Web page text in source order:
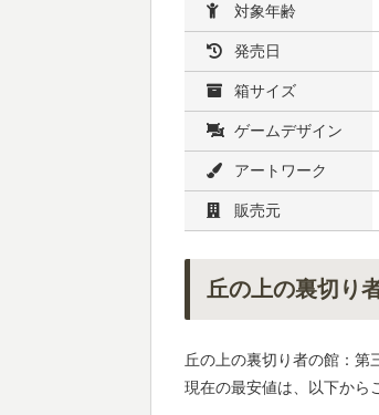
対象年齢
発売日
箱サイズ
ゲームデザイン
アートワーク
販売元
丘の上の裏切り
丘の上の裏切り者の館：第
現在の最安値は、以下から